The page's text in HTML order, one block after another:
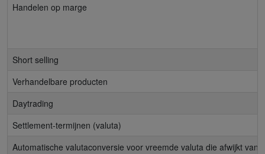
Handelen op marge
Short selling
Verhandelbare producten
Daytrading
Settlement-termijnen (valuta)
Automatische valutaconversie voor vreemde valuta die afwijkt van